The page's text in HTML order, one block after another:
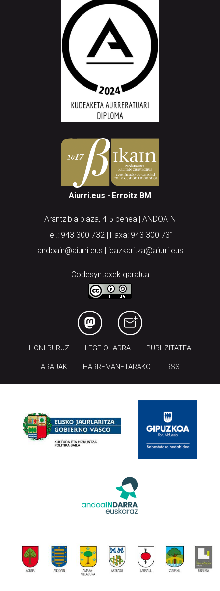
Aiurri.eus - Erroitz BM
Arantzibia plaza, 4-5 behea | ANDOAIN
Tel.: 943 300 732 | Faxa: 943 300 731
andoain@aiurri.eus | idazkaritza@aiurri.eus
Codesyntaxek garatua
HONI BURUZ LEGE OHARRA PUBLIZITATEA
ARAUAK HARREMANETARAKO RSS